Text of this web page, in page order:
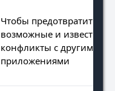
Чтобы предотвратить
возможные и известные
конфликты с другими
приложениями